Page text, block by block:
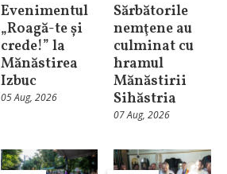
Evenimentul
„Roagă-te și
crede!” la
Mănăstirea
Izbuc
05 Aug, 2026
Sărbătorile
nemţene au
culminat cu
hramul
Mănăstirii
Sihăstria
07 Aug, 2026